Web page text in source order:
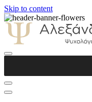
Skip to content
Παιδοψυχολόγος